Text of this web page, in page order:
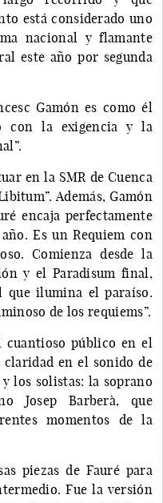
está considerado uno
nacional y flamante
este año por segunda
Gamón es como él
con la exigencia y la
en la SMR de Cuenca
Además, Gamón
encaja perfectamente
Es un Requiem con
Comienza desde la
y el Paradisum final,
que ilumina el paraíso.
de los requiems”.
público en el
en el sonido de
los solistas: la soprano
Josep Barberà, que
momentos de la
piezas de Fauré para
Fue la versión